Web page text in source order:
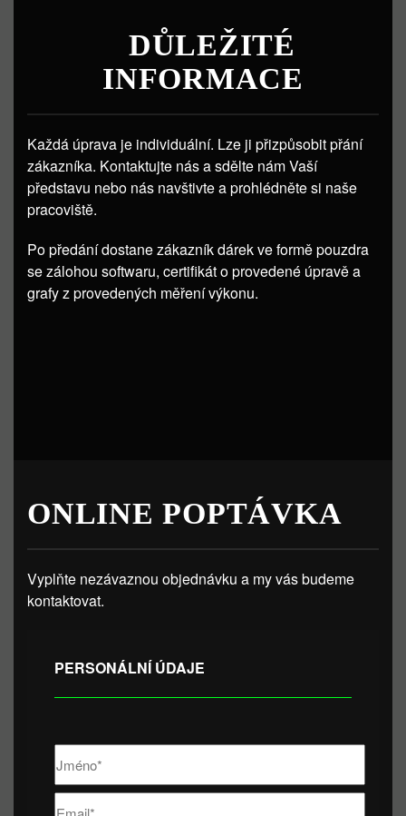
DŮLEŽITÉ
INFORMACE
Každá úprava je individuální. Lze ji přizpůsobit přání
zákazníka. Kontaktujte nás a sdělte nám Vaší
představu nebo nás navštivte a prohlédněte si naše
pracoviště.
Po předání dostane zákazník dárek ve formě pouzdra
se zálohou softwaru, certifikát o provedené úpravě a
grafy z provedených měření výkonu.
ONLINE POPTÁVKA
Vyplňte nezávaznou objednávku a my vás budeme
kontaktovat.
PERSONÁLNÍ ÚDAJE